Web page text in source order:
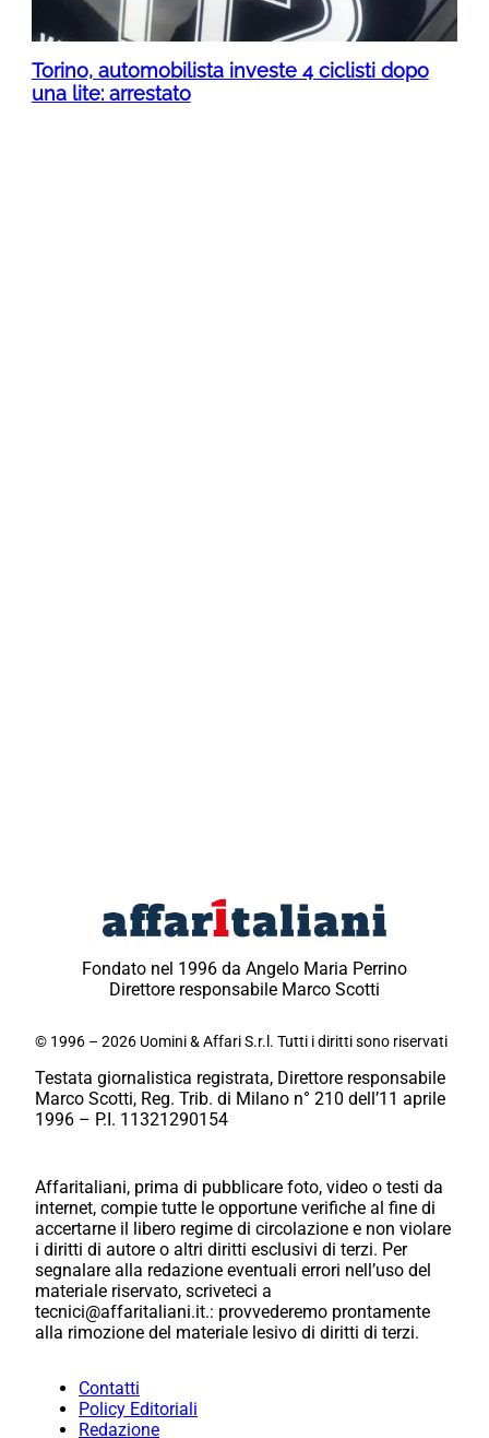
Torino, automobilista investe 4 ciclisti dopo
una lite: arrestato
Fondato nel 1996 da Angelo Maria Perrino
Direttore responsabile Marco Scotti
© 1996 – 2026 Uomini & Affari S.r.l. Tutti i diritti sono riservati
Testata giornalistica registrata, Direttore responsabile
Marco Scotti, Reg. Trib. di Milano n° 210 dell’11 aprile
1996 – P.I. 11321290154
Affaritaliani, prima di pubblicare foto, video o testi da
internet, compie tutte le opportune verifiche al fine di
accertarne il libero regime di circolazione e non violare
i diritti di autore o altri diritti esclusivi di terzi. Per
segnalare alla redazione eventuali errori nell’uso del
materiale riservato, scriveteci a
tecnici@affaritaliani.it.: provvederemo prontamente
alla rimozione del materiale lesivo di diritti di terzi.
Contatti
Policy Editoriali
Redazione